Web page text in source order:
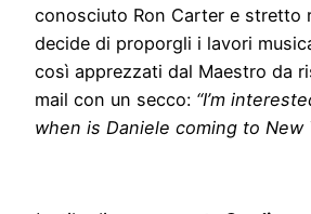
conosciuto Ron Carter e stretto
decide di proporgli i lavori
così apprezzati dal Maestro da
mail con un secco: “I’m
when is Daniele coming to New